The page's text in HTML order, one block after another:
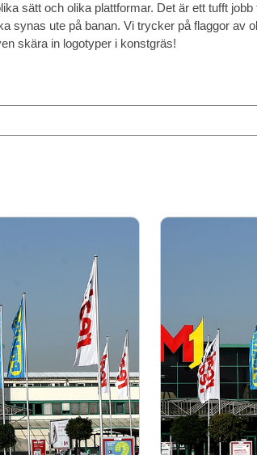
sätt och olika plattformar. Det är ett tufft
synas ute på banan. Vi trycker på flaggor av
skära in logotyper i konstgräs!